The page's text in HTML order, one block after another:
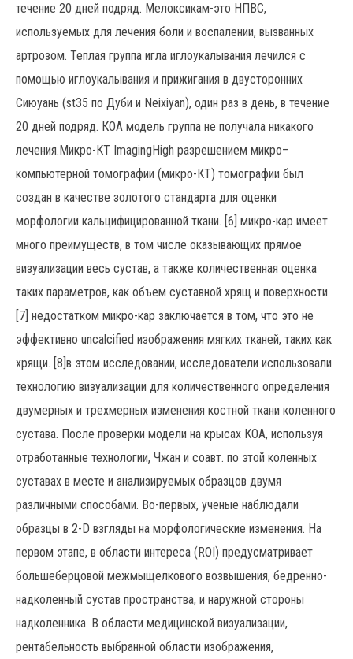
течение 20 дней подряд. Мелоксикам-это НПВС,
используемых для лечения боли и воспалении, вызванных
артрозом. Теплая группа игла иглоукалывания лечился с
помощью иглоукалывания и прижигания в двусторонних
Сиюуань (st35 по Дуби и Neixiyan), один раз в день, в течение
20 дней подряд. КОА модель группа не получала никакого
лечения.Микро-КТ ImagingHigh разрешением микро–
компьютерной томографии (микро-КТ) томографии был
создан в качестве золотого стандарта для оценки
морфологии кальцифицированной ткани. [6] микро-кар имеет
много преимуществ, в том числе оказывающих прямое
визуализации весь сустав, а также количественная оценка
таких параметров, как объем суставной хрящ и поверхности.
[7] недостатком микро-кар заключается в том, что это не
эффективно uncalcified изображения мягких тканей, таких как
хрящи. [8]в этом исследовании, исследователи использовали
технологию визуализации для количественного определения
двумерных и трехмерных изменения костной ткани коленного
сустава. После проверки модели на крысах КОА, используя
отработанные технологии, Чжан и соавт. по этой коленных
суставах в месте и анализируемых образцов двумя
различными способами. Во-первых, ученые наблюдали
образцы в 2-D взгляды на морфологические изменения. На
первом этапе, в области интереса (ROI) предусматривает
большеберцовой межмыщелкового возвышения, бедренно-
надколенный сустав пространства, и наружной стороны
надколенника. В области медицинской визуализации,
рентабельность выбранной области изображения,